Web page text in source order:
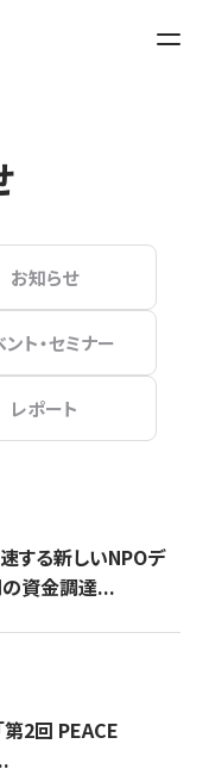
お知らせ
ント・セミナー
レポート
する新しいNPOデ
資金調達...
2回 PEACE